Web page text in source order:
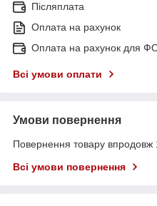
Післяплата
Оплата на рахунок
Оплата на рахунок для
Всі умови оплати
Умови повернення
Повернення товару впродовж
Всі умови повернення